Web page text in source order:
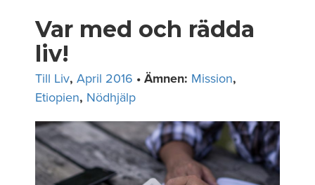
Var med och rädda
liv!
Till Liv, April 2016 • Ämnen: Mission,
Etiopien, Nödhjälp